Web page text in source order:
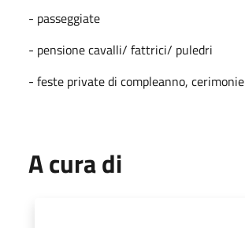
- passeggiate
- pensione cavalli/ fattrici/ puledri
- feste private di compleanno, cerimonie
A cura di